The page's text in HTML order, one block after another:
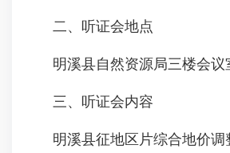
二、听证会地点
明溪县自然资源局三楼会议
三、听证会内容
明溪县征地区片综合地价调